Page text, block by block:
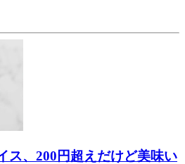
ス、200円超えだけど美味い